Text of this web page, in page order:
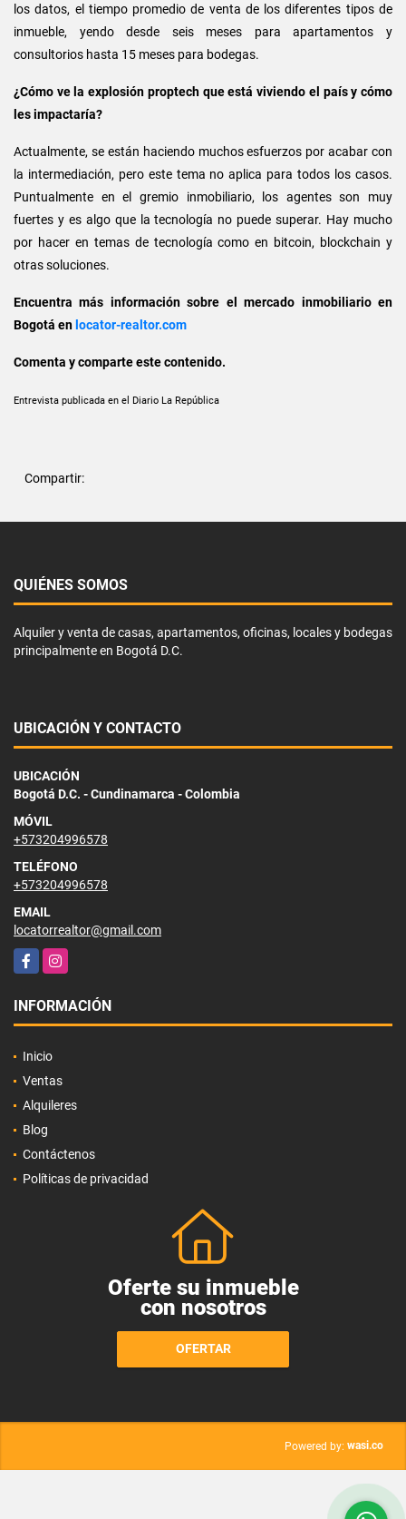
los datos, el tiempo promedio de venta de los diferentes tipos de
inmueble, yendo desde seis meses para apartamentos y
consultorios hasta 15 meses para bodegas.
¿Cómo ve la explosión proptech que está viviendo el país y cómo
les impactaría?
Actualmente, se están haciendo muchos esfuerzos por acabar con
la intermediación, pero este tema no aplica para todos los casos.
Puntualmente en el gremio inmobiliario, los agentes son muy
fuertes y es algo que la tecnología no puede superar. Hay mucho
por hacer en temas de tecnología como en bitcoin, blockchain y
otras soluciones.
Encuentra más información sobre el mercado inmobiliario en
Bogotá en locator-realtor.com
Comenta y comparte este contenido.
Entrevista publicada en el Diario La República
Compartir:
QUIÉNES SOMOS
Alquiler y venta de casas, apartamentos, oficinas, locales y bodegas
principalmente en Bogotá D.C.
UBICACIÓN Y CONTACTO
UBICACIÓN
Bogotá D.C. - Cundinamarca - Colombia
MÓVIL
+573204996578
TELÉFONO
+573204996578
EMAIL
locatorrealtor@gmail.com
FacebookInstagram
INFORMACIÓN
Inicio
Ventas
Alquileres
Blog
Contáctenos
Políticas de privacidad
Oferte su inmueble
con nosotros
OFERTAR
Powered by: wasi.co